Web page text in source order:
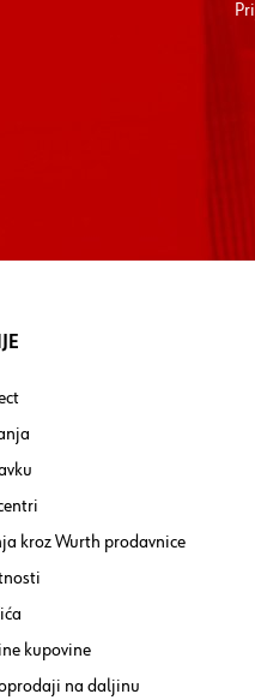
kroz Wurth prodavnice
kupovine
na daljinu